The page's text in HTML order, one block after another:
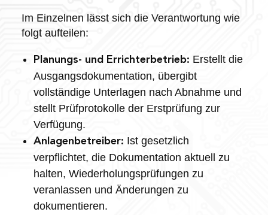
Im Einzelnen lässt sich die Verantwortung wie
folgt aufteilen:
Planungs- und Errichterbetrieb: Erstellt die
Ausgangsdokumentation, übergibt
vollständige Unterlagen nach Abnahme und
stellt Prüfprotokolle der Erstprüfung zur
Verfügung.
Anlagenbetreiber: Ist gesetzlich
verpflichtet, die Dokumentation aktuell zu
halten, Wiederholungsprüfungen zu
veranlassen und Änderungen zu
dokumentieren.